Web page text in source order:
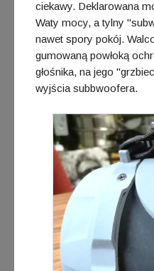
ciekawy. Deklarowana
Waty mocy, a tylny
nawet spory pokój.
gumowaną powłoką
głośnika, na jego
wyjścia subbwoofera.